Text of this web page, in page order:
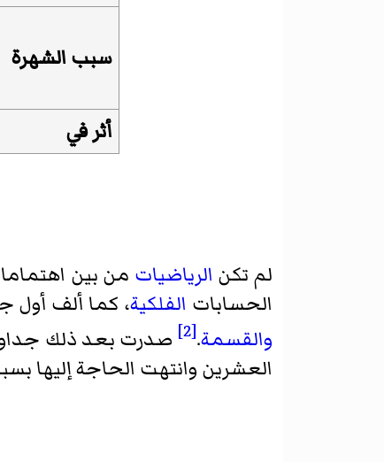
سبب الشهرة
أثر في
لم تكن الرياضيات من بين
الحسابات الفلكية، كما ألف أول
والقسمة.
[2]
صدرت بعد ذلك
العشرين وانتهت الحاجة إليها